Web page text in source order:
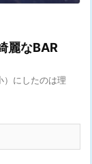
麗なBAR
にしたのは理